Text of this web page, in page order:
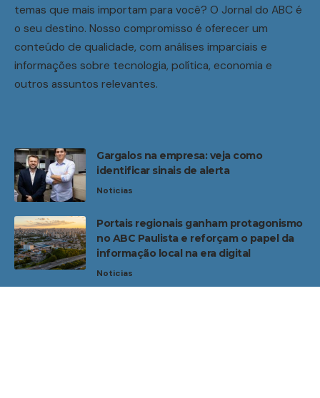
temas que mais importam para você? O Jornal do ABC é
o seu destino. Nosso compromisso é oferecer um
conteúdo de qualidade, com análises imparciais e
informações sobre tecnologia, política, economia e
outros assuntos relevantes.
Gargalos na empresa: veja como
identificar sinais de alerta
Noticias
Portais regionais ganham protagonismo
no ABC Paulista e reforçam o papel da
informação local na era digital
Noticias